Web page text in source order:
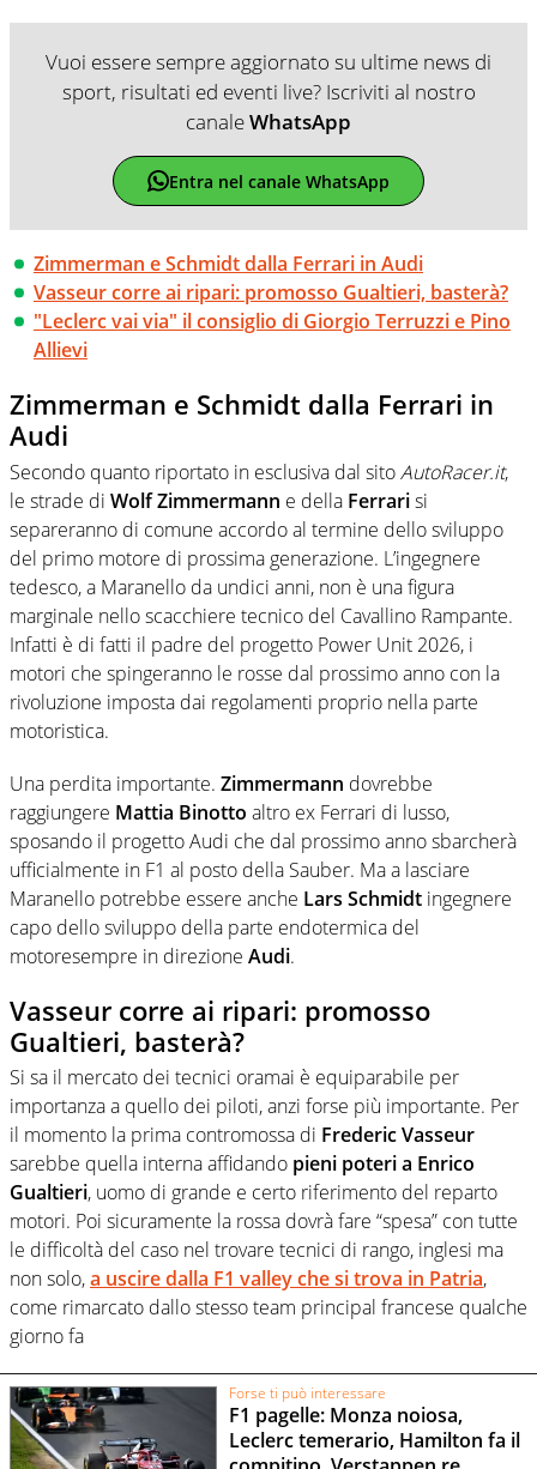
Vuoi essere sempre aggiornato su ultime news di
sport, risultati ed eventi live? Iscriviti al nostro
canaleWhatsApp
Entra nel canale WhatsApp
Zimmerman e Schmidt dalla Ferrari in Audi
Vasseur corre ai ripari: promosso Gualtieri, basterà?
"Leclerc vai via" il consiglio di Giorgio Terruzzi e Pino
Allievi
Zimmerman e Schmidt dalla Ferrari in
Audi
Secondo quanto riportato in esclusiva dal sitoAutoRacer.it,
le strade di Wolf Zimmermann e della Ferrarisi
separeranno di comune accordo al termine dello sviluppo
del primo motore di prossima generazione. L’ingegnere
tedesco, a Maranello da undici anni, non è una figura
marginale nello scacchiere tecnico del Cavallino Rampante.
Infatti è di fatti il padre del progetto Power Unit 2026, i
motori che spingeranno le rosse dal prossimo anno con la
rivoluzione imposta dai regolamenti proprio nella parte
motoristica.
Una perdita importante. Zimmermann dovrebbe
raggiungere Mattia Binotto altro ex Ferrari di lusso,
sposando il progetto Audi che dal prossimo anno sbarcherà
ufficialmente in F1 al posto della Sauber. Ma a lasciare
Maranello potrebbe essere anche Lars Schmidt ingegnere
capo dello sviluppo della parte endotermica del
motoresempre in direzione Audi.
Vasseur corre ai ripari: promosso
Gualtieri, basterà?
Si sa il mercato dei tecnici oramai è equiparabile per
importanza a quello dei piloti, anzi forse più importante. Per
il momento la prima contromossa di Frederic Vasseur
sarebbe quella interna affidando pieni poteri a Enrico
Gualtieri, uomo di grande e certo riferimento del reparto
motori. Poi sicuramente la rossa dovrà fare “spesa” con tutte
le difficoltà del caso nel trovare tecnici di rango, inglesi ma
non solo,a uscire dalla F1 valley che si trova in Patria,
come rimarcato dallo stesso team principal francese qualche
giorno fa
Forse ti può interessare
F1 pagelle: Monza noiosa,
Leclerc temerario, Hamilton fa il